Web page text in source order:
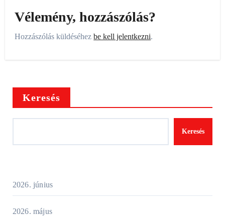
Vélemény, hozzászólás?
Hozzászólás küldéséhezbe kell jelentkezni.
Keresés
Keresés
2026. június
2026. május